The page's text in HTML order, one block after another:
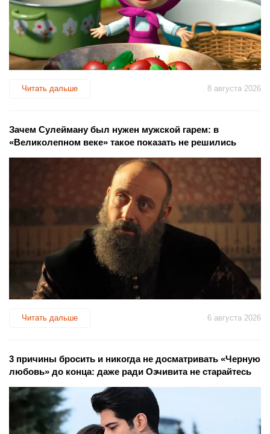
Читать дальше 8 августа 2026
Зачем Сулейману был нужен мужской гарем: в
«Великолепном веке» такое показать не решились
Читать дальше 6 августа 2026
3 причины бросить и никогда не досматривать «Черную
любовь» до конца: даже ради Озчивита не старайтесь